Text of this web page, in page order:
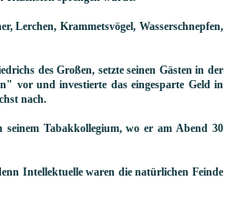
Lerchen, Krammetsvögel, Wasserschnepfen,
des Großen, setzte seinen Gästen in der
vor und investierte das eingesparte Geld in
nach.
Tabakkollegium, wo er am Abend 30
Intellektuelle waren die natürlichen Feinde